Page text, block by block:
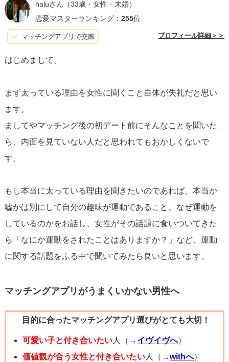
haluさん （33歳・女性・未婚）
恋愛マスターランキング： 255位
マッチングアプリで交際 プロフィール詳細＞＞
はじめまして。
まず太っている理由を女性に聞くこと自体が失礼だと思い
ます。
ましてやマッチング後の初デート前にそんなことを聞いた
ら、内面を見ていない人だと思われてもおかしくないで
す。
もし本当に太っている理由を聞きたいのであれば、本当か
嘘かは別にして自分の趣味が運動であること、なぜ運動を
しているのかをお話し、女性がその話題に食いついてきた
ら「なにか運動をされたことはありますか？」など、運動
に関する話題をふる中で聞いてみたら良いと思います。
マッチングアプリがうまくいかない男性へ
目的に合ったマッチングアプリ選びがとても大切！
可愛い子と付き合いたい人（→ イヴイヴへ）
価値観が合う女性と付き合いたい人（→withへ）